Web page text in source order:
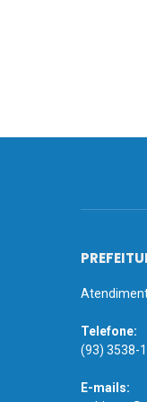
Telefone:
(93) 3538-
E-mails: